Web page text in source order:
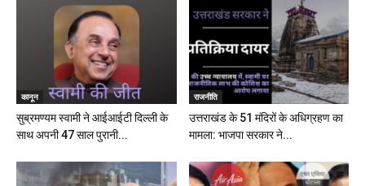
कानून
सुब्रमण्यम स्वामी ने आईआईटी दिल्ली के
साथ अपनी 47 साल पुरानी...
राजनीति
उत्तराखंड के 51 मंदिरों के अधिग्रहण का
मामला: भाजपा सरकार ने...